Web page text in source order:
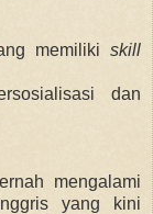
memiliki skill
dan
mengalami
yang kini